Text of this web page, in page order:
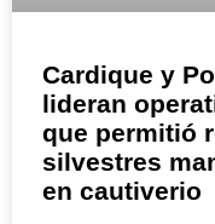
Cardique y
lideran
que permitió
silvestres
en cautiverio